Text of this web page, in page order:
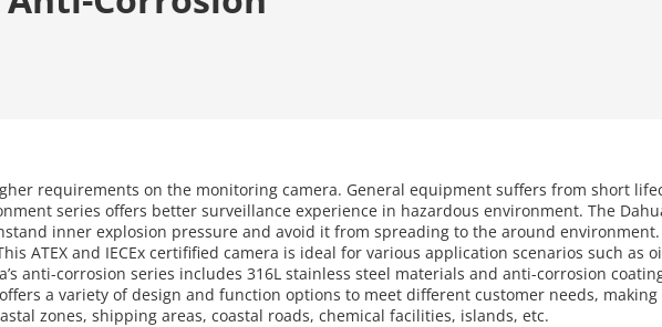
requirements on the monitoring camera. General equipment suffers from short
series offers better surveillance experience in hazardous environment. The
inner explosion pressure and avoid it from spreading to the around
ATEX and IECEx certifified camera is ideal for various application scenarios such as
anti-corrosion series includes 316L stainless steel materials and anti-corrosion
a variety of design and function options to meet different customer needs,
zones, shipping areas, coastal roads, chemical facilities, islands, etc.